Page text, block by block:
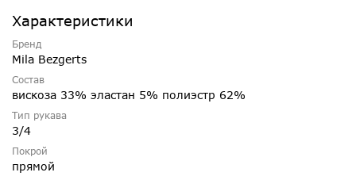
Характеристики
Бренд
Mila Bezgerts
Состав
вискоза 33% эластан 5% полиэстр 62%
Тип рукава
3/4
Покрой
прямой